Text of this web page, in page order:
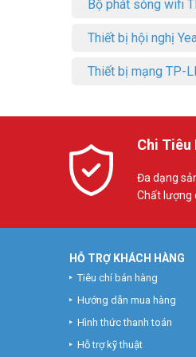
Bộ phát sóng wifi
Thiết bị hội nghị
Thiết bị mạng TP-
Chi Tiêu
Đa dạng
Chất lượng
HỖ TRỢ KHÁCH HÀNG
Tiêu chí bán hàng
Hướng dẫn mua hàng
Hình thức thanh toán
Hỗ trợ kỹ thuật